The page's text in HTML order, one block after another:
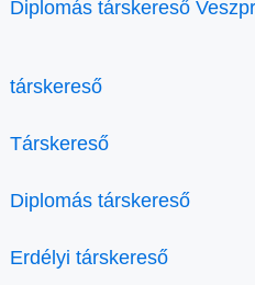
Diplomás társkereső
társkereső
Társkereső
Diplomás társkereső
Erdélyi társkereső